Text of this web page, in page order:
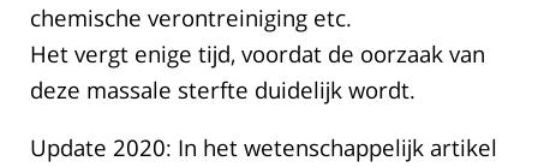
chemische verontreiniging etc.
Het vergt enige tijd, voordat de oorzaak van
deze massale sterfte duidelijk wordt.
Update 2020: In het wetenschappelijk artikel